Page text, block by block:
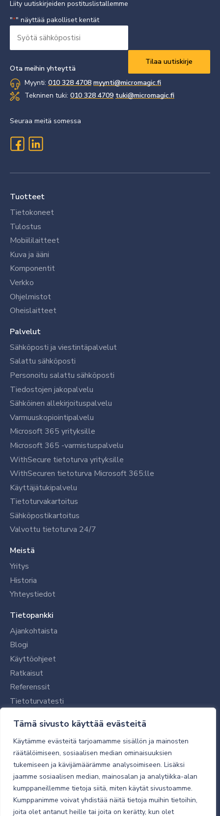
Tämä sivusto käyttää evästeitä
Käytämme evästeitä tarjoamamme sisällön ja mainosten
räätälöimiseen, sosiaalisen median ominaisuuksien
tukemiseen ja kävijämäärämme analysoimiseen. Lisäksi
jaamme sosiaalisen median, mainosalan ja analytiikka-alan
kumppaneillemme tietoja siitä, miten käytät sivustoamme.
Kumppanimme voivat yhdistää näitä tietoja muihin tietoihin,
joita olet antanut heille tai joita on kerätty, kun olet
Liity uutiskirjeiden postituslistallemme
"*" näyttää pakolliset kentät
sähköpostisi
Ota meihin yhteyttä
Myynti: 010 328 4708 myynti@micromagic.fi
Tekninen tuki: 010 328 4709 tuki@micromagic.fi
Seuraa meitä somessa
Tuotteet
Tietokoneet
Tulostus
Mobiililaitteet
Kuva ja ääni
Komponentit
Verkko
Ohjelmistot
Oheislaitteet
Palvelut
Sähköposti ja viestintäpalvelut
Salattu sähköposti
Personoitu salattu sähköposti
Tiedostojen jakopalvelu
Sähköinen allekirjoituspalvelu
Varmuuskopiointipalvelu
Microsoft 365 yrityksille
Microsoft 365 -varmistuspalvelu
WithSecure tietoturva yrityksille
WithSecuren tietoturva Microsoft 365:lle
Käyttäjätukipalvelu
Tietoturvakartoitus
Sähköpostikartoitus
Valvottu tietoturva 24/7
Meistä
Yritys
Historia
Yhteystiedot
Tietopankki
Ajankohtaista
Blogi
Käyttöohjeet
Ratkaisut
Referenssit
Tietoturvatesti
Tilaajalle
Toimitustavat ja -kulut
Verkkokaupan yleiset ehdot
Toimitusehdot
Tietosuojaseloste
Tietoturva